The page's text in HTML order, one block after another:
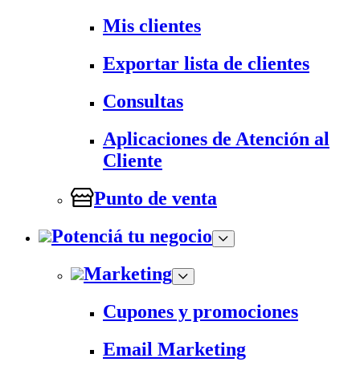
Mis clientes
Exportar lista de clientes
Consultas
Aplicaciones de Atención al
Cliente
Punto de venta
Potenciá tu negocio
Marketing
Cupones y promociones
Email Marketing